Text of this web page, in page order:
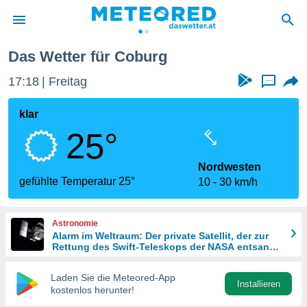
wurde
dass
sind.
diese
Das Wetter für Coburg
17:18 Freitag ...
klar
25°
gefühlte Temperatur 25°
Nordwesten
10
30 km/h
Astronomie
Alarm im Weltraum: Der private Satellit, der zur
Rettung des Swift-Teleskops der NASA entsandt
Laden Sie die Meteored-App
kostenlos herunter!
Installieren